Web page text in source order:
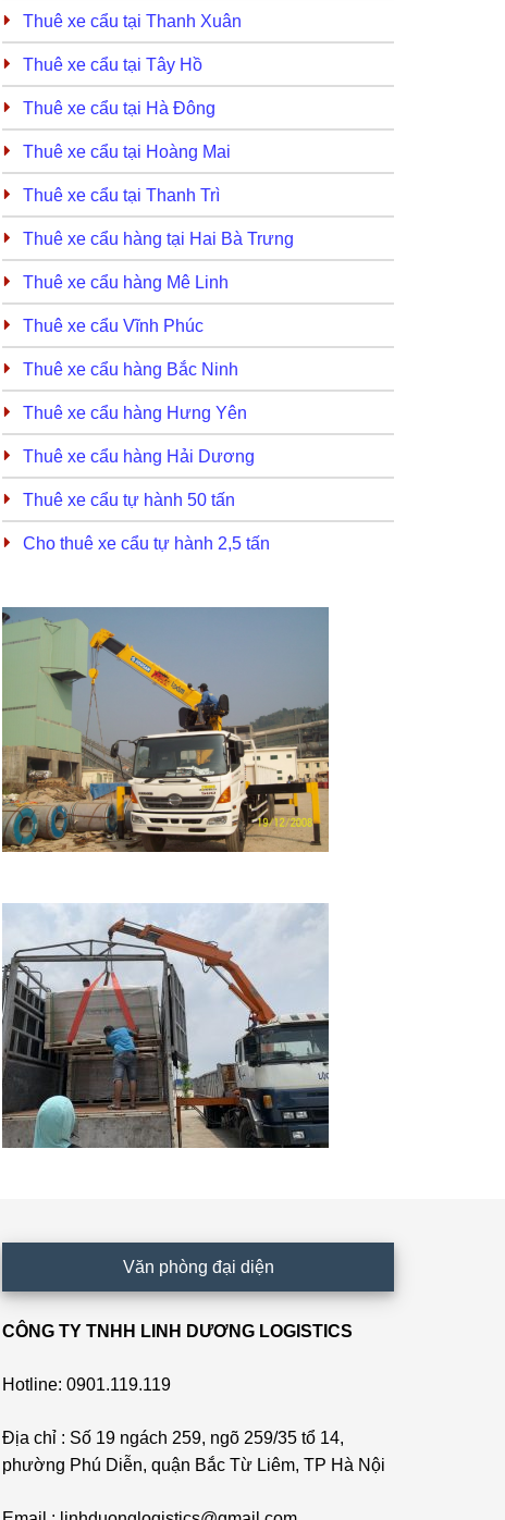
Thuê xe cẩu tại Thanh Xuân
Thuê xe cẩu tại Tây Hồ
Thuê xe cẩu tại Hà Đông
Thuê xe cẩu tại Hoàng Mai
Thuê xe cẩu tại Thanh Trì
Thuê xe cẩu hàng tại Hai Bà Trưng
Thuê xe cẩu hàng Mê Linh
Thuê xe cẩu Vĩnh Phúc
Thuê xe cẩu hàng Bắc Ninh
Thuê xe cẩu hàng Hưng Yên
Thuê xe cẩu hàng Hải Dương
Thuê xe cẩu tự hành 50 tấn
Cho thuê xe cẩu tự hành 2,5 tấn
Văn phòng đại diện
CÔNG TY TNHH LINH DƯƠNG LOGISTICS
Hotline: 0901.119.119
Địa chỉ : Số 19 ngách 259, ngõ 259/35 tổ 14,
phường Phú Diễn, quận Bắc Từ Liêm, TP Hà Nội